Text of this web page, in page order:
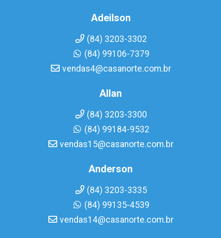
Adeilson
(84) 3203-3302
(84) 99106-7379
vendas4@casanorte.com.br
Allan
(84) 3203-3300
(84) 99184-9532
vendas15@casanorte.com.br
Anderson
(84) 3203-3335
(84) 99135-4539
vendas14@casanorte.com.br